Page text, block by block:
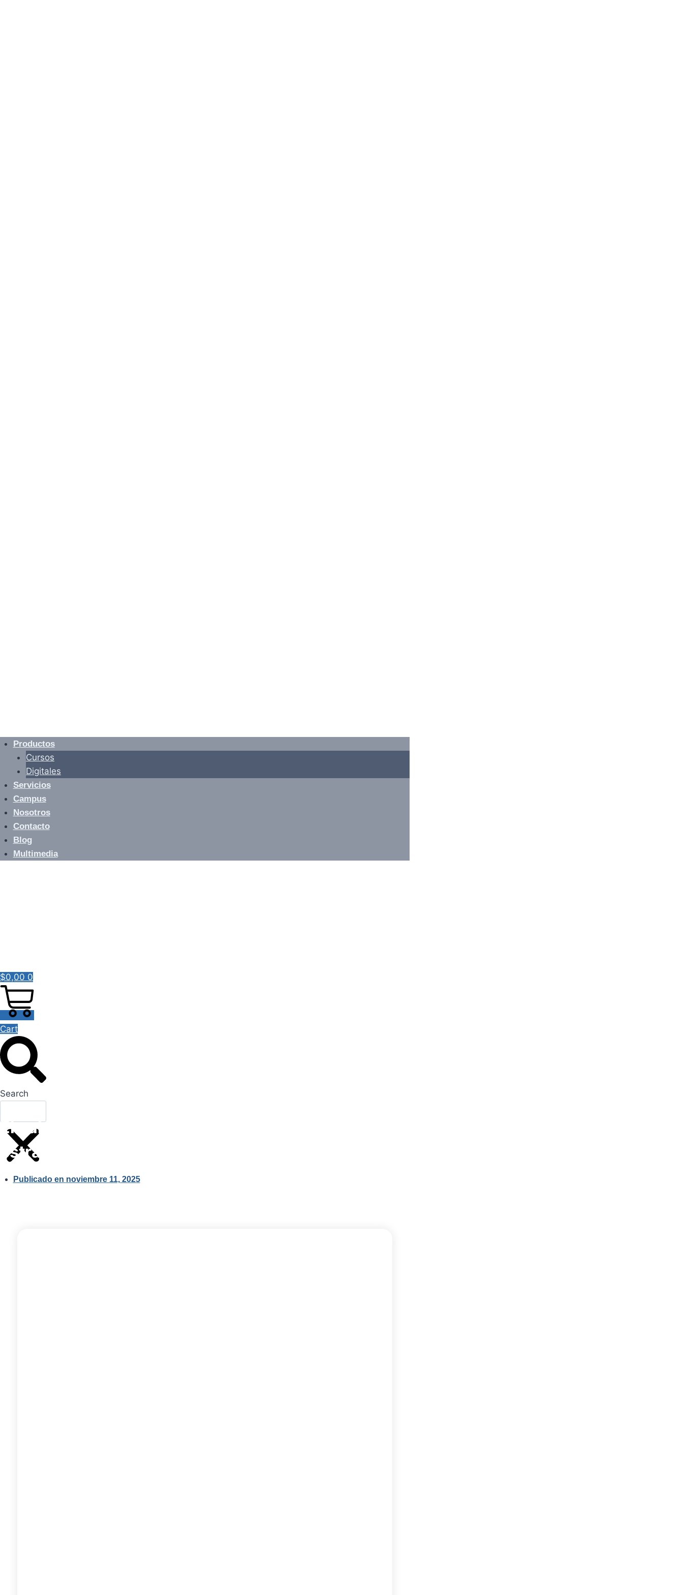
Productos
Cursos
Digitales
Servicios
Campus
Nosotros
Contacto
Blog
Multimedia
$0,00 0
Cart
Search
El valor de la comunicación
estratégica en la era digital
Publicado en noviembre 11, 2025